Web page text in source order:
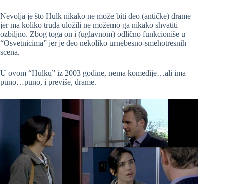
Nevolja je što Hulk nikako ne može biti deo (antičke) drame
jer ma koliko truda uložili ne možemo ga nikako shvatiti
ozbiljno. Zbog toga on i (uglavnom) odlično funkcioniše u
“Osvetnicima” jer je deo nekoliko urnebesno-smehotresnih
scena.
U ovom “Hulku” iz 2003 godine, nema komedije…ali ima
puno…puno, i previše, drame.